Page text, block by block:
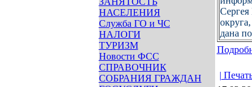
НАСЕЛЕНИЯ
Служба ГО и ЧС
НАЛОГИ
ТУРИЗМ
Новости ФСС
СПРАВОЧНИК
СОБРАНИЯ ГРАЖДАН
Сергея
дана
|